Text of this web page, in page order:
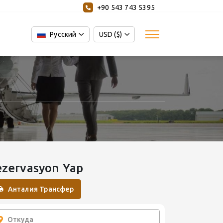
+90 543 743 5395
Русский USD ($)
Yap
Анталия Трансфер